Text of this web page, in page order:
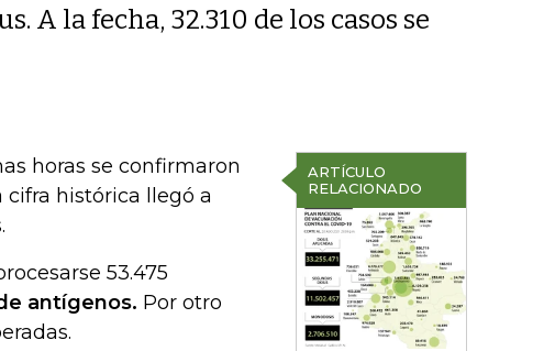
A la fecha, 32.310 de los casos se
ARTÍCULO
RELACIONADO
horas se confirmaron
cifra histórica llegó a
53.475
antígenos. Por otro